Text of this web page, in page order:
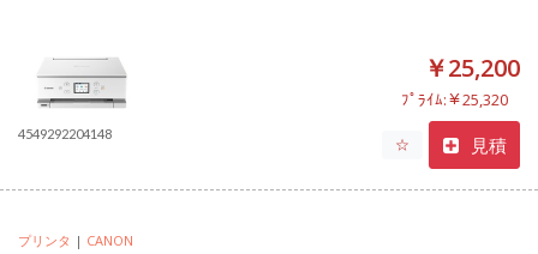
4549292204148
￥25,200
ﾌﾟﾗｲﾑ:￥25,320
☆ 見積
プリンタ | CANON